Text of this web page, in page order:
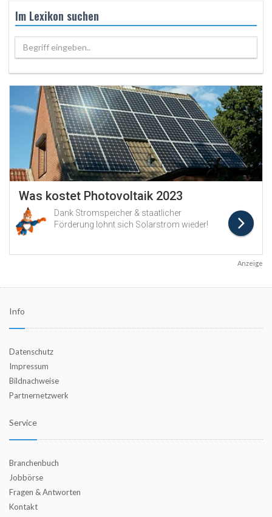
Im Lexikon suchen
Begriff eingeben..
Anzeige
Info
Datenschutz
Impressum
Bildnachweise
Partnernetzwerk
Service
Branchenbuch
Jobbörse
Fragen & Antworten
Kontakt